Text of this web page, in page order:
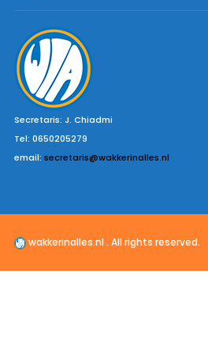
Secretaris: J. Chiadmi
Tel: 0650205279
email: secretaris@wakkerinalles.nl
wakkerinalles.nl . All rights reserved.